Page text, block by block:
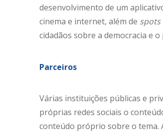
desenvolvimento de um
cinema e internet, além de spots
cidadãos sobre a democracia e
Parceiros
Várias instituições públicas e
próprias redes sociais o
conteúdo próprio sobre o tema.